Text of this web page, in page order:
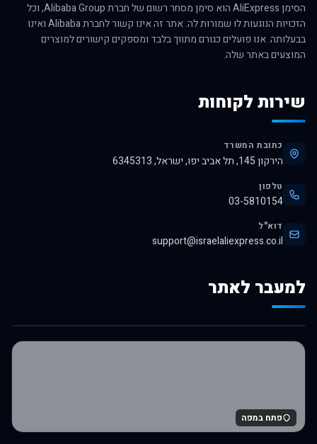
הסימן AliExpress הוא סימן מסחר רשום של חברת Alibaba Group, וכל
הזכויות הנוגעות לו שמורות לה. אתר זה אינו קשור לחברת Alibaba ואינו
בבעלותה. אנו פועלים כגורם מתווך בלבד ומספקים קישורים למוצרים
המוצעים באתר שלה.
שירות לקוחות
כתובת המשרד
הירקון 145, תל אביב יפו, ישראל, 6345313
טלפון
03-5810154
דוא"ל
support@israelaliexpress.co.il
למעבר לאתר
לרכישה באלי אקספרס
פתח במפה